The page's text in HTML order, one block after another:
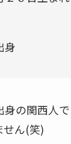
身
の関西人
せん(笑)